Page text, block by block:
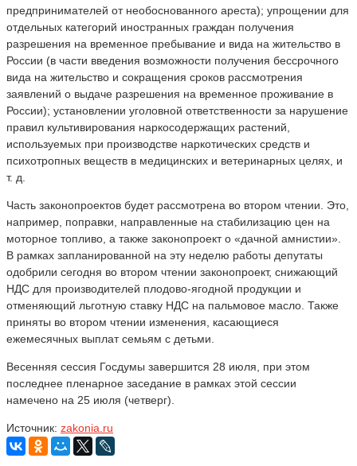
предпринимателей от необоснованного ареста); упрощении для
отдельных категорий иностранных граждан получения
разрешения на временное пребывание и вида на жительство в
России (в части введения возможности получения бессрочного
вида на жительство и сокращения сроков рассмотрения
заявлений о выдаче разрешения на временное проживание в
России); установлении уголовной ответственности за нарушение
правил культивирования наркосодержащих растений,
используемых при производстве наркотических средств и
психотропных веществ в медицинских и ветеринарных целях, и
т. д.
Часть законопроектов будет рассмотрена во втором чтении. Это,
например, поправки, направленные на стабилизацию цен на
моторное топливо, а также законопроект о «дачной амнистии».
В рамках запланированной на эту неделю работы депутаты
одобрили сегодня во втором чтении законопроект, снижающий
НДС для производителей плодово-ягодной продукции и
отменяющий льготную ставку НДС на пальмовое масло. Также
приняты во втором чтении изменения, касающиеся
ежемесячных выплат семьям с детьми.
Весенняя сессия Госдумы завершится 28 июля, при этом
последнее пленарное заседание в рамках этой сессии
намечено на 25 июля (четверг).
Источник: zakonia.ru